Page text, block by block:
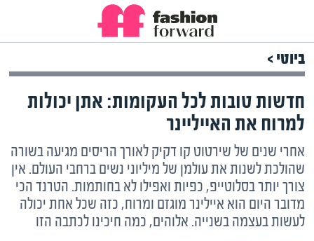
ביוטי >
חדשות טובות לכל העקומות: אתן יכולות
למרוח את האייליינר
אחרי שנים של שירטוט קו דקיק לאורך הריסים מגיעה בשורה
שהולכת לשנות את עולמן של מיליוני נשים ברחבי העולם. אין
צורך יותר בסלוטייפ, כפיות ואפילו לא בחותמות. הטרנד הכי
מדובר היום הוא איילינר מוגזם ומרוח, כזה שכל אחת יכולה
לעשות בעצמה בשנייה. אלוהים, כמה חיכינו לכתבה הזו